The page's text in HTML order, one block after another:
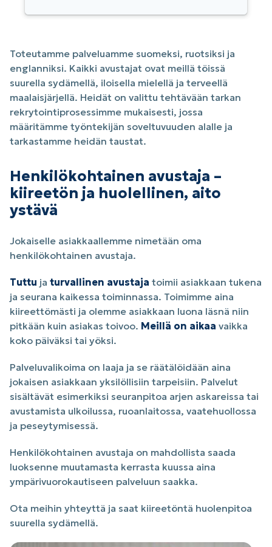
Toteutamme palveluamme suomeksi, ruotsiksi ja
englanniksi. Kaikki avustajat ovat meillä töissä
suurella sydämellä, iloisella mielellä ja terveellä
maalaisjärjellä. Heidät on valittu tehtävään tarkan
rekrytointiprosessimme mukaisesti, jossa
määritämme työntekijän soveltuvuuden alalle ja
tarkastamme heidän taustat.
Henkilökohtainen avustaja –
kiireetön ja huolellinen, aito
ystävä
Jokaiselle asiakkaallemme nimetään oma
henkilökohtainen avustaja.
Tuttu ja turvallinen avustaja toimii asiakkaan tukena
ja seurana kaikessa toiminnassa. Toimimme aina
kiireettömästi ja olemme asiakkaan luona läsnä niin
pitkään kuin asiakas toivoo. Meillä on aikaa vaikka
koko päiväksi tai yöksi.
Palveluvalikoima on laaja ja se räätälöidään aina
jokaisen asiakkaan yksilöllisiin tarpeisiin. Palvelut
sisältävät esimerkiksi seuranpitoa arjen askareissa tai
avustamista ulkoilussa, ruoanlaitossa, vaatehuollossa
ja peseytymisessä.
Henkilökohtainen avustaja on mahdollista saada
luoksenne muutamasta kerrasta kuussa aina
ympärivuorokautiseen palveluun saakka.
Ota meihin yhteyttä ja saat kiireetöntä huolenpitoa
suurella sydämellä.